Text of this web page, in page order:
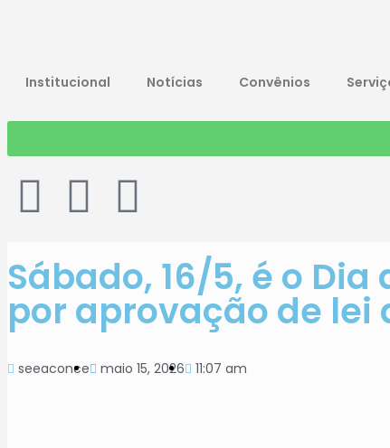
Institucional Notícias Convênios
Sábado, 16/5, é o
por aprovação de
seeaconce maio 15, 2026 11:07 am